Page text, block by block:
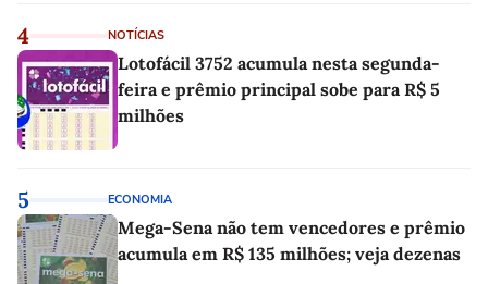
4 NOTÍCIAS
Lotofácil 3752 acumula nesta segunda-
feira e prêmio principal sobe para R$ 5
milhões
5 ECONOMIA
Mega-Sena não tem vencedores e prêmio
acumula em R$ 135 milhões; veja dezenas